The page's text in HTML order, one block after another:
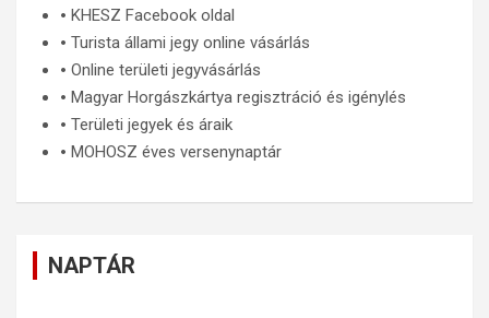
🞄 KHESZ Facebook oldal
🞄 Turista állami jegy online vásárlás
🞄 Online területi jegyvásárlás
🞄 Magyar Horgászkártya regisztráció és igénylés
🞄 Területi jegyek és áraik
🞄 MOHOSZ éves versenynaptár
NAPTÁR